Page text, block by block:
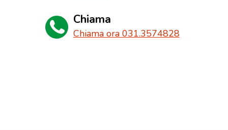
Chiama
Chiama ora 031.3574828